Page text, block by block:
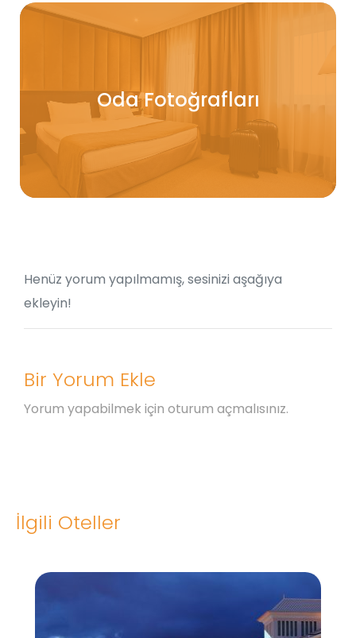
Oda Fotoğrafları
Henüz yorum yapılmamış, sesinizi aşağıya
ekleyin!
Bir Yorum Ekle
Yorum yapabilmek için oturum açmalısınız.
İlgili Oteller